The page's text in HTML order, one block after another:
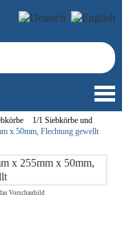
1/1 Siebkörbe und
x 50mm, Flechtung gewellt
Vorschaubild